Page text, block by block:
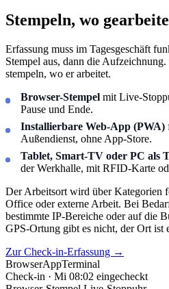
Stempeln, wo
Erfassung muss im Tagesgeschäft
Stempel aus, dann die Aufzeichnung.
stempeln, wo er arbeitet.
Browser-Stempel mit Live-
Pause und Ende.
Installierbare Web-App (PWA)
Außendienst, ohne App-Store.
Tablet, Smart-TV oder PC als
der Werkhalle, mit RFID-Karte
Der Arbeitsort wird über Kategorien
Office oder externe Arbeit. Bei
bestimmte IP-Bereiche oder auf die
GPS-Ortung gibt es nicht, der Ort ist
Zur Check-in-Erfassung →
BrowserAppTerminal
Check-in · Mi 08:02 eingecheckt